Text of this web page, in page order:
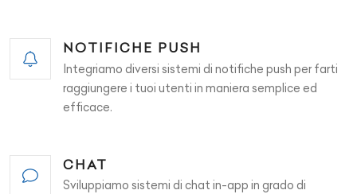
NOTIFICHE PUSH
Integriamo diversi sistemi di notifiche push per farti
raggiungere i tuoi utenti in maniera semplice ed
efficace.
CHAT
Sviluppiamo sistemi di chat in-app in grado di